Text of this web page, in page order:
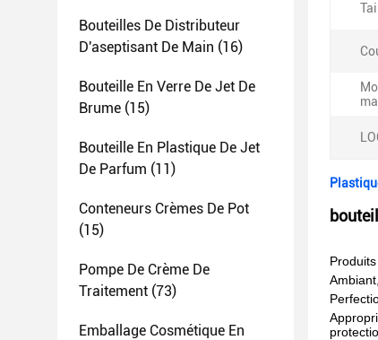
Bouteilles De Distributeur
D'aseptisant De Main (16)
Bouteille En Verre De Jet De
Brume (15)
Bouteille En Plastique De Jet
De Parfum (11)
Conteneurs Crèmes De Pot
(15)
Pompe De Crème De
Traitement (73)
Emballage Cosmétique En